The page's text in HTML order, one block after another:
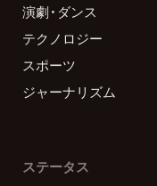
演劇・ダンス
テクノロジー
スポーツ
ジャーナリズム
ステータス